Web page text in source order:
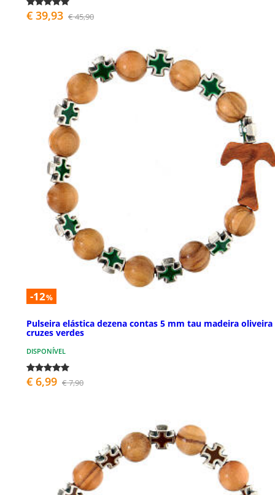
€ 39,93 € 45,90
-12%
Pulseira elástica dezena contas 5 mm tau madeira oliveira
cruzes verdes
DISPONÍVEL
€ 6,99 € 7,90